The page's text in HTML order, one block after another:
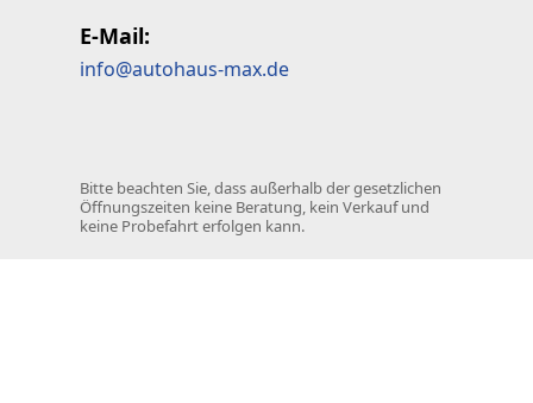
E-Mail:
info@autohaus-max.de
Bitte beachten Sie, dass außerhalb der gesetzlichen
Öffnungszeiten keine Beratung, kein Verkauf und
keine Probefahrt erfolgen kann.